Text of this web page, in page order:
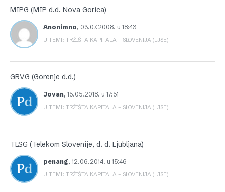
MIPG (MIP d.d. Nova Gorica)
Anonimno, 03.07.2008. u 18:43
U TEMI: TRŽIŠTA KAPITALA – SLOVENIJA (LJSE)
GRVG (Gorenje d.d.)
Jovan, 15.05.2018. u 17:51
U TEMI: TRŽIŠTA KAPITALA – SLOVENIJA (LJSE)
TLSG (Telekom Slovenije, d. d. Ljubljana)
penang, 12.06.2014. u 15:46
U TEMI: TRŽIŠTA KAPITALA – SLOVENIJA (LJSE)